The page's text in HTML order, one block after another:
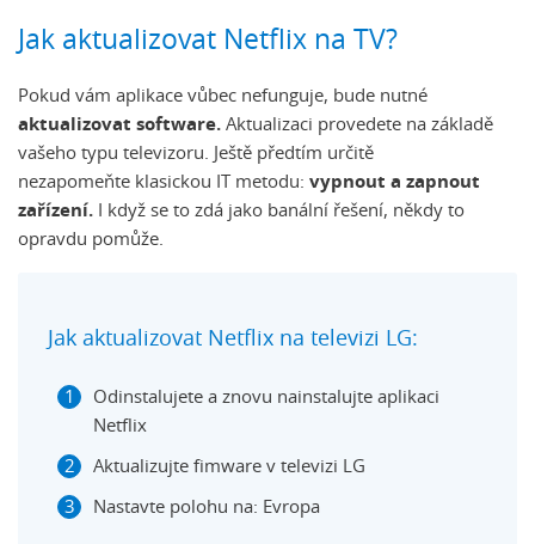
Jak aktualizovat Netflix na TV?
Pokud vám aplikace vůbec nefunguje, bude nutné
aktualizovat software. Aktualizaci provedete na základě
vašeho typu televizoru. Ještě předtím určitě
nezapomeňte klasickou IT metodu: vypnout a zapnout
zařízení. I když se to zdá jako banální řešení, někdy to
opravdu pomůže.
Jak aktualizovat Netflix na televizi LG:
Odinstalujete a znovu nainstalujte aplikaci
Netflix
Aktualizujte fimware v televizi LG
Nastavte polohu na: Evropa